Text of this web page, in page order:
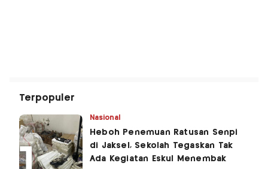
Terpopuler
Nasional
Heboh Penemuan Ratusan Senpi
di Jaksel, Sekolah Tegaskan Tak
Ada Kegiatan Eskul Menembak